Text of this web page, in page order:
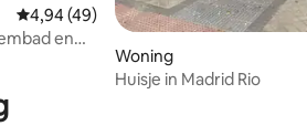
Gemiddelde beoordeling van 4,94 uit
4,94 (49)
en
Woning
Huisje in Madrid Rio